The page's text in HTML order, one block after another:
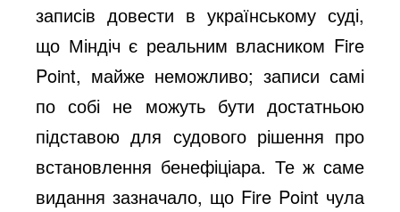
записів довести в українському суді,
що Міндіч є реальним власником Fire
Point, майже неможливо; записи самі
по собі не можуть бути достатньою
підставою для судового рішення про
встановлення бенефіціара. Те ж саме
видання зазначало, що Fire Point чула